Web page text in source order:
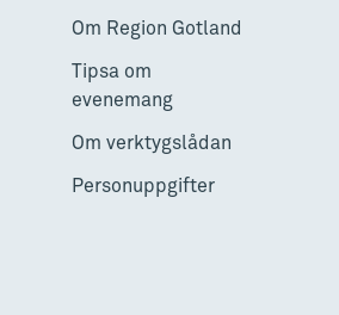
Om Region Gotland
Tipsa om
evenemang
Om verktygslådan
Personuppgifter